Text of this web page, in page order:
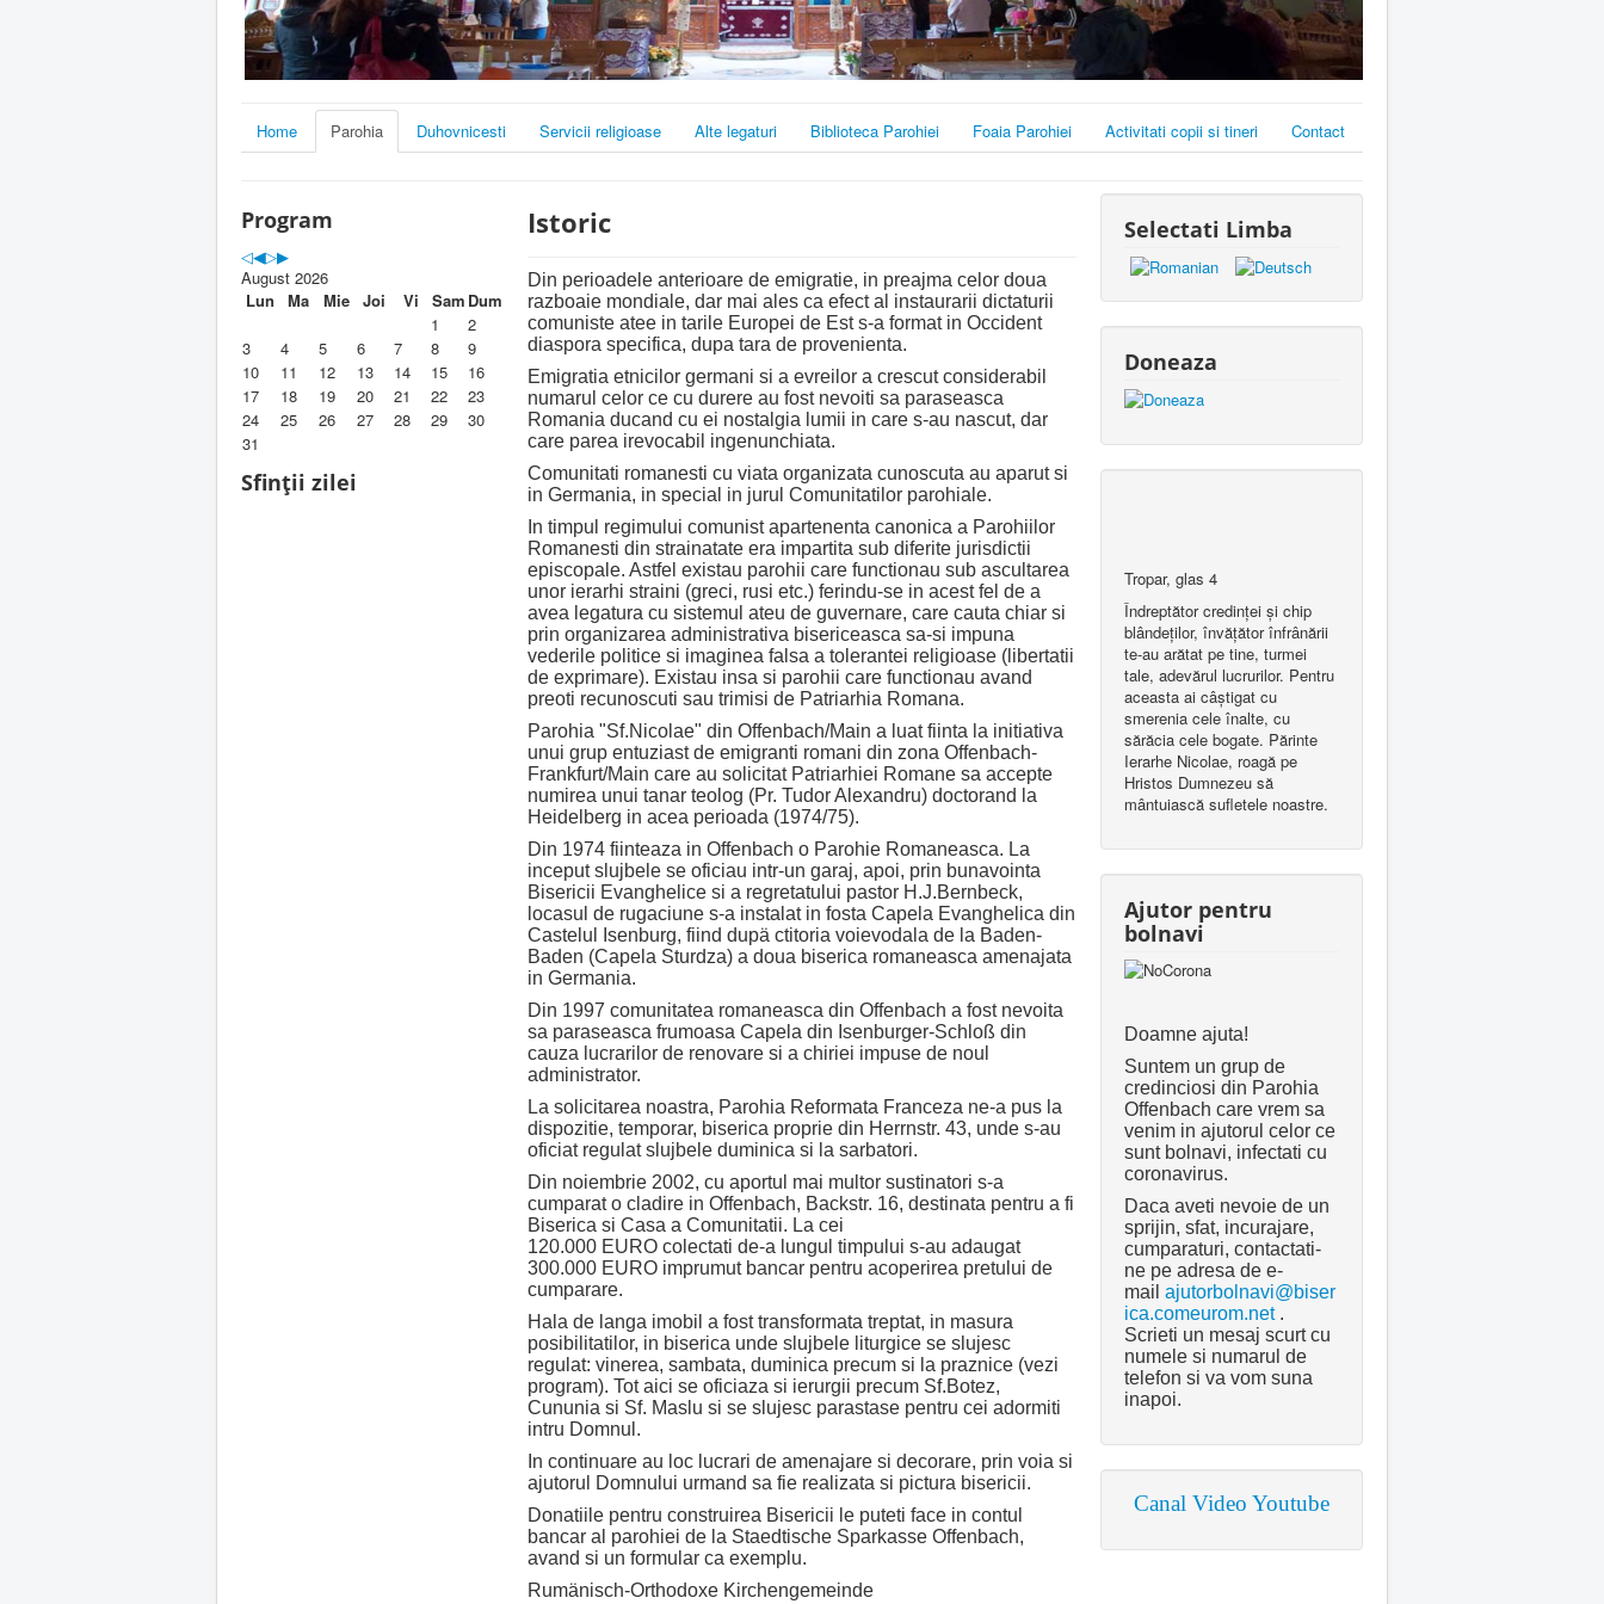
Home Parohia Duhovnicesti Servicii religioase Alte legaturi Biblioteca Parohiei Foaia Parohiei Activitati copii si tineri Contact
Program
August 2026
Lun
Ma Mie Joi Vi Sam Dum
1
2
3
4 5 6 7 8
9
10
11 12 13 14 15
16
17
18 19 20 21 22
23
24
25 26 27 28 29
30
31
Sfinții zilei
Istoric
Din perioadele anterioare de emigratie, in preajma celor doua
razboaie mondiale, dar mai ales ca efect al instaurarii dictaturii
comuniste atee in tarile Europei de Est s-a format in Occident
diaspora specifica, dupa tara de provenienta.
Emigratia etnicilor germani si a evreilor a crescut considerabil
numarul celor ce cu durere au fost nevoiti sa paraseasca
Romania ducand cu ei nostalgia lumii in care s-au nascut, dar
care parea irevocabil ingenunchiata.
Comunitati romanesti cu viata organizata cunoscuta au aparut si
in Germania, in special in jurul Comunitatilor parohiale.
In timpul regimului comunist apartenenta canonica a Parohiilor
Romanesti din strainatate era impartita sub diferite jurisdictii
episcopale. Astfel existau parohii care functionau sub ascultarea
unor ierarhi straini (greci, rusi etc.) ferindu-se in acest fel de a
avea legatura cu sistemul ateu de guvernare, care cauta chiar si
prin organizarea administrativa bisericeasca sa-si impuna
vederile politice si imaginea falsa a tolerantei religioase (libertatii
de exprimare). Existau insa si parohii care functionau avand
preoti recunoscuti sau trimisi de Patriarhia Romana.
Parohia "Sf.Nicolae" din Offenbach/Main a luat fiinta la initiativa
unui grup entuziast de emigranti romani din zona Offenbach-
Frankfurt/Main care au solicitat Patriarhiei Romane sa accepte
numirea unui tanar teolog (Pr. Tudor Alexandru) doctorand la
Heidelberg in acea perioada (1974/75).
Din 1974 fiinteaza in Offenbach o Parohie Romaneasca. La
inceput slujbele se oficiau intr-un garaj, apoi, prin bunavointa
Bisericii Evanghelice si a regretatului pastor H.J.Bernbeck,
locasul de rugaciune s-a instalat in fosta Capela Evanghelica din
Castelul Isenburg, fiind dupä ctitoria voievodala de la Baden-
Baden (Capela Sturdza) a doua biserica romaneasca amenajata
in Germania.
Din 1997 comunitatea romaneasca din Offenbach a fost nevoita
sa paraseasca frumoasa Capela din Isenburger-Schloß din
cauza lucrarilor de renovare si a chiriei impuse de noul
administrator.
La solicitarea noastra, Parohia Reformata Franceza ne-a pus la
dispozitie, temporar, biserica proprie din Herrnstr. 43, unde s-au
oficiat regulat slujbele duminica si la sarbatori.
Din noiembrie 2002, cu aportul mai multor sustinatori s-a
cumparat o cladire in Offenbach, Backstr. 16, destinata pentru a fi
Biserica si Casa a Comunitatii. La cei
120.000 EURO colectati de-a lungul timpului s-au adaugat
300.000 EURO imprumut bancar pentru acoperirea pretului de
cumparare.
Hala de langa imobil a fost transformata treptat, in masura
posibilitatilor, in biserica unde slujbele liturgice se slujesc
regulat: vinerea, sambata, duminica precum si la praznice (vezi
program). Tot aici se oficiaza si ierurgii precum Sf.Botez,
Cununia si Sf. Maslu si se slujesc parastase pentru cei adormiti
intru Domnul.
In continuare au loc lucrari de amenajare si decorare, prin voia si
ajutorul Domnului urmand sa fie realizata si pictura bisericii.
Donatiile pentru construirea Bisericii le puteti face in contul
bancar al parohiei de la Staedtische Sparkasse Offenbach,
avand si un formular ca exemplu.
Rumänisch-Orthodoxe Kirchengemeinde
Selectati Limba
Doneaza
Tropar, glas 4
Îndreptător credinţei şi chip
blândeţilor, învăţător înfrânării
te-au arătat pe tine, turmei
tale, adevărul lucrurilor. Pentru
aceasta ai câştigat cu
smerenia cele înalte, cu
sărăcia cele bogate. Părinte
Ierarhe Nicolae, roagă pe
Hristos Dumnezeu să
mântuiască sufletele noastre.
Ajutor pentru
bolnavi
Doamne ajuta!
Suntem un grup de
credinciosi din Parohia
Offenbach care vrem sa
venim in ajutorul celor ce
sunt bolnavi, infectati cu
coronavirus.
Daca aveti nevoie de un
sprijin, sfat, incurajare,
cumparaturi, contactati-
ne pe adresa de e-
mail ajutorbolnavi@biser
ica.comeurom.net.
Scrieti un mesaj scurt cu
numele si numarul de
telefon si va vom suna
inapoi.
Canal Video Youtube